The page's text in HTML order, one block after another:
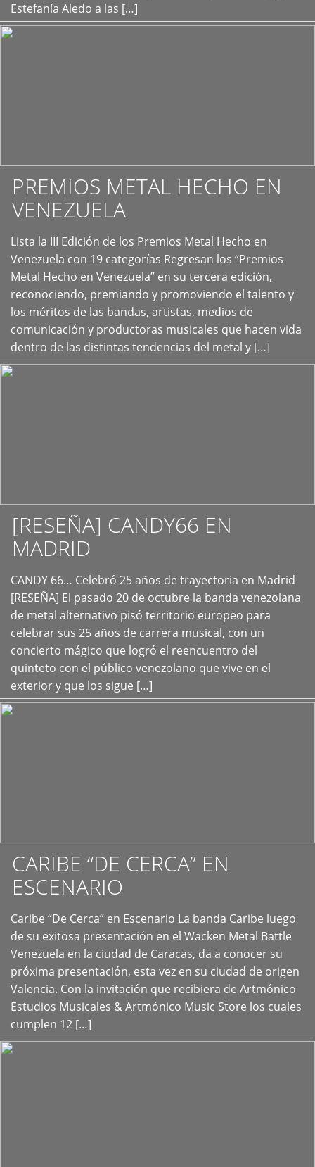
Estefanía Aledo a las […]
PREMIOS METAL HECHO EN
VENEZUELA
Lista la III Edición de los Premios Metal Hecho en
Venezuela con 19 categorías Regresan los “Premios
Metal Hecho en Venezuela” en su tercera edición,
reconociendo, premiando y promoviendo el talento y
los méritos de las bandas, artistas, medios de
comunicación y productoras musicales que hacen vida
dentro de las distintas tendencias del metal y […]
+
[RESEÑA] CANDY66 EN
MADRID
CANDY 66… Celebró 25 años de trayectoria en Madrid
[RESEÑA] El pasado 20 de octubre la banda venezolana
de metal alternativo pisó territorio europeo para
celebrar sus 25 años de carrera musical, con un
concierto mágico que logró el reencuentro del
quinteto con el público venezolano que vive en el
exterior y que los sigue […]
+
CARIBE “DE CERCA” EN
ESCENARIO
Caribe “De Cerca” en Escenario La banda Caribe luego
de su exitosa presentación en el Wacken Metal Battle
Venezuela en la ciudad de Caracas, da a conocer su
próxima presentación, esta vez en su ciudad de origen
Valencia. Con la invitación que recibiera de Artmónico
Estudios Musicales & Artmónico Music Store los cuales
cumplen 12 […]
+